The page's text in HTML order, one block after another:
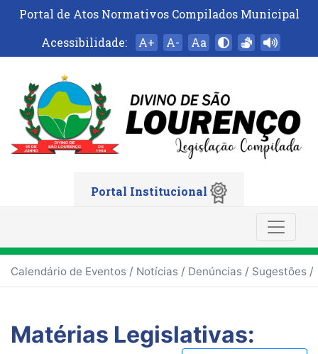
Portal de Atos Normativos Compilados Municipal
Acessibilidade:
A+ A- Aa
Portal Institucional
Calendário de Eventos / Notícias / Denúncias / Sugestões /
Matérias Legislativas: